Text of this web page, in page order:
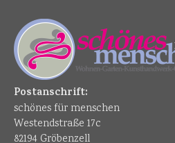
Postanschrift:
schönes für menschen
Westendstraße 17c
82194 Gröbenzell